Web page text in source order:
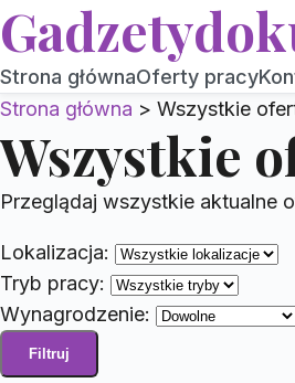
Strona głównaOferty pracy
Strona główna > Wszystkie
Wszystkie
Przeglądaj wszystkie aktualne
Lokalizacja:
Tryb pracy:
Wynagrodzenie:
Filtruj